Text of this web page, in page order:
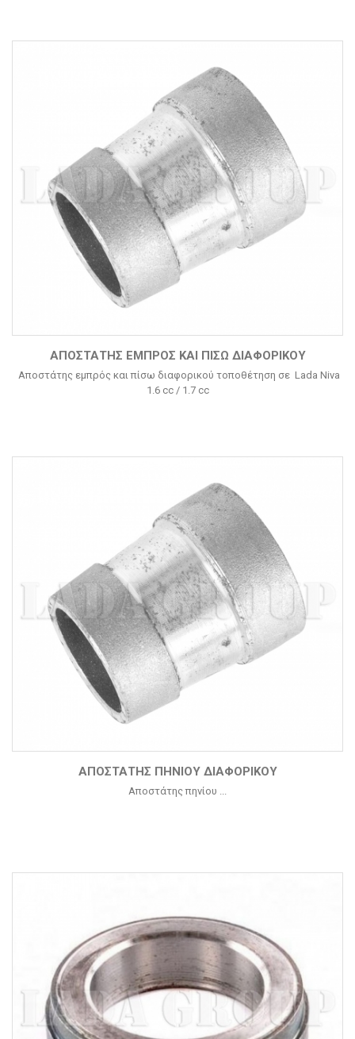
ΑΠΟΣΤΆΤΗΣ ΕΜΠΡΌΣ ΚΑΙ ΠΊΣΩ ΔΙΑΦΟΡΙΚΟΎ
Αποστάτης εμπρός και πίσω διαφορικού τοποθέτηση σε Lada Niva
1.6 cc / 1.7 cc
ΑΠΟΣΤΆΤΗΣ ΠΗΝΊΟΥ ΔΙΑΦΟΡΙΚΟΎ
Αποστάτης πηνίου ...